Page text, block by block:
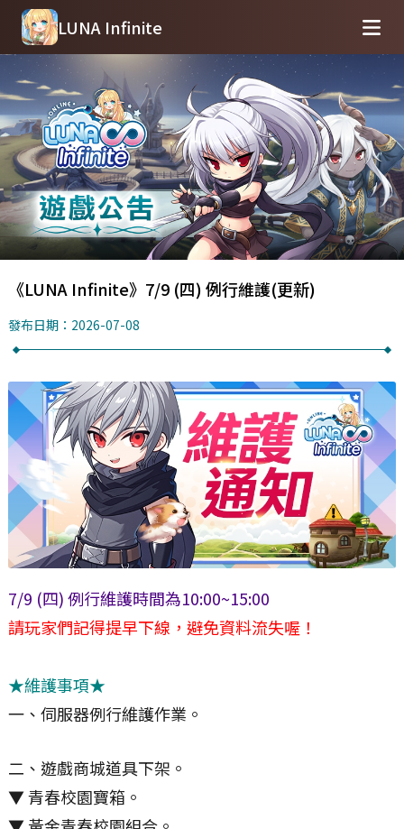
LUNA Infinite
《LUNA Infinite》7/9 (四) 例行維護(更新)
發布日期：2026-07-08
7/9 (四) 例行維護時間為10:00~15:00
請玩家們記得提早下線，避免資料流失喔！
★維護事項★
一、伺服器例行維護作業。
二、遊戲商城道具下架。
▼ 青春校園寶箱。